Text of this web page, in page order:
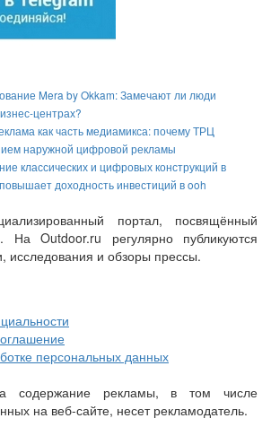
Mera by Okkam: Замечают ли люди
центрах?
как часть медиамикса: почему ТРЦ
наружной цифровой рекламы
классических и цифровых конструкций в
доходность инвестиций в ooh
портал, посвящённый
На Outdoor.ru регулярно публикуются
исследования и обзоры прессы.
персональных данных
за содержание рекламы, в том числе
на веб-сайте, несет рекламодатель.